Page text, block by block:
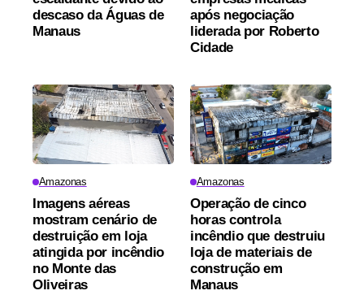
descaso da Águas de
Manaus
após negociação
liderada por Roberto
Cidade
Amazonas
Imagens aéreas
mostram cenário de
destruição em loja
atingida por incêndio
no Monte das
Oliveiras
Amazonas
Operação de cinco
horas controla
incêndio que destruiu
loja de materiais de
construção em
Manaus